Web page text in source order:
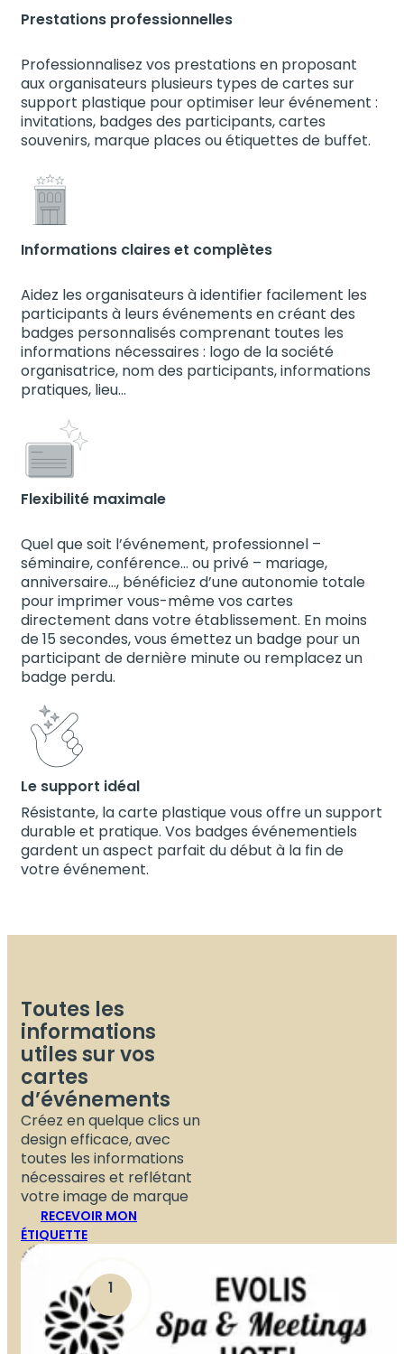
Prestations professionnelles
Professionnalisez vos prestations en proposant
aux organisateurs plusieurs types de cartes sur
support plastique pour optimiser leur événement :
invitations, badges des participants, cartes
souvenirs, marque places ou étiquettes de buffet.
Informations claires et complètes
Aidez les organisateurs à identifier facilement les
participants à leurs événements en créant des
badges personnalisés comprenant toutes les
informations nécessaires : logo de la société
organisatrice, nom des participants, informations
pratiques, lieu…
Flexibilité maximale
Quel que soit l’événement, professionnel –
séminaire, conférence… ou privé – mariage,
anniversaire…, bénéficiez d’une autonomie totale
pour imprimer vous-même vos cartes
directement dans votre établissement. En moins
de 15 secondes, vous émettez un badge pour un
participant de dernière minute ou remplacez un
badge perdu.
Le support idéal
Résistante, la carte plastique vous offre un support
durable et pratique. Vos badges événementiels
gardent un aspect parfait du début à la fin de
votre événement.
Toutes les
informations
utiles sur vos
cartes
d’événements
Créez en quelque clics un
design efficace, avec
toutes les informations
nécessaires et reflétant
votre image de marque
RECEVOIR MON
ÉTIQUETTE
1